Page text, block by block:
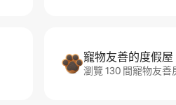
寵物友善的度假屋
瀏覽 130 間寵物友善